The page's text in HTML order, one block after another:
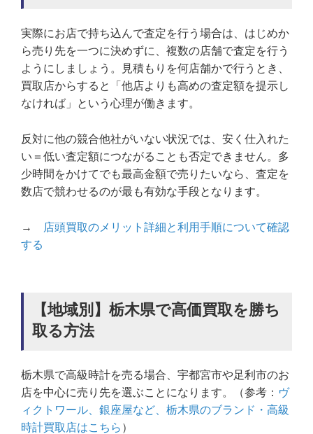
実際にお店で持ち込んで査定を行う場合は、はじめか
ら売り先を一つに決めずに、複数の店舗で査定を行う
ようにしましょう。見積もりを何店舗かで行うとき、
買取店からすると「他店よりも高めの査定額を提示し
なければ」という心理が働きます。
反対に他の競合他社がいない状況では、安く仕入れた
い＝低い査定額につながることも否定できません。多
少時間をかけてでも最高金額で売りたいなら、査定を
数店で競わせるのが最も有効な手段となります。
→
店頭買取のメリット詳細と利用手順について確認
する
【地域別】栃木県で高価買取を勝ち
取る方法
栃木県で高級時計を売る場合、宇都宮市や足利市のお
店を中心に売り先を選ぶことになります。（参考： ヴ
ィクトワール、銀座屋など、栃木県のブランド・高級
時計買取店はこちら ）